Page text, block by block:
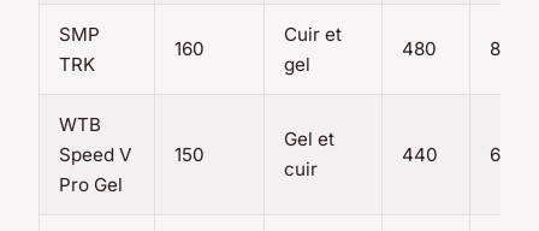
SMP
TRK
160
Cuir et
gel
480 80
WTB
Speed V
Pro Gel
150
Gel et
cuir
440 65